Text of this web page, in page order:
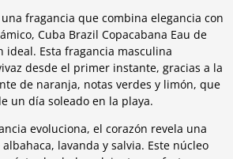
fragancia que combina elegancia con
Cuba Brazil Copacabana Eau de
ideal. Esta fragancia masculina
desde el primer instante, gracias a la
de naranja, notas verdes y limón, que
un día soleado en la playa.
evoluciona, el corazón revela una
lavanda y salvia. Este núcleo